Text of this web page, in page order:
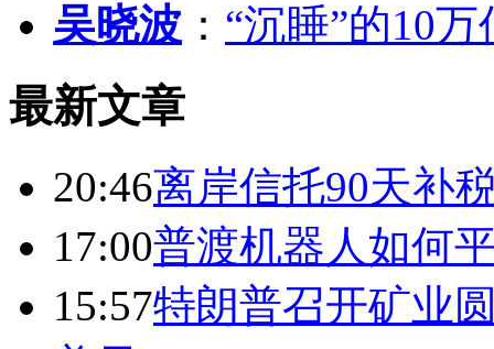
吴晓波 ： “沉睡”的10
最新文章
20:46离岸信托90天补
17:00普渡机器人如何
15:57特朗普召开矿业